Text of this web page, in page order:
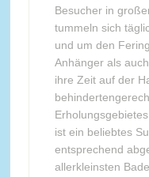
Besucher in
tummeln sich
und um den
Anhänger als
ihre Zeit auf der
ist ein beliebtes
entsprechend
allerkleinsten